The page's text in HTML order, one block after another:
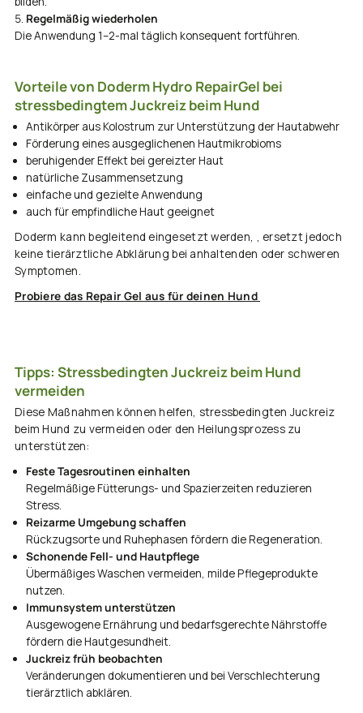
Regelmäßig wiederholen
Die Anwendung 1–2-mal täglich konsequent fortführen.
Vorteile von Doderm Hydro RepairGel bei
stressbedingtem Juckreiz beim Hund
Antikörper aus Kolostrum zur Unterstützung der Hautabwehr
Förderung eines ausgeglichenen Hautmikrobioms
beruhigender Effekt bei gereizter Haut
natürliche Zusammensetzung
einfache und gezielte Anwendung
auch für empfindliche Haut geeignet
Doderm kann begleitend eingesetzt werden, , ersetzt jedoch
keine tierärztliche Abklärung bei anhaltenden oder schweren
Symptomen.
Probiere das Repair Gel aus für deinen Hund
Tipps: Stressbedingten Juckreiz beim Hund
vermeiden
Diese Maßnahmen können helfen, stressbedingten Juckreiz
beim Hund zu vermeiden oder den Heilungsprozess zu
unterstützen:
Feste Tagesroutinen einhalten
Regelmäßige Fütterungs- und Spazierzeiten reduzieren
Stress.
Reizarme Umgebung schaffen
Rückzugsorte und Ruhephasen fördern die Regeneration.
Schonende Fell- und Hautpflege
Übermäßiges Waschen vermeiden, milde Pflegeprodukte
nutzen.
Immunsystem unterstützen
Ausgewogene Ernährung und bedarfsgerechte Nährstoffe
fördern die Hautgesundheit.
Juckreiz früh beobachten
Veränderungen dokumentieren und bei Verschlechterung
tierärztlich abklären.